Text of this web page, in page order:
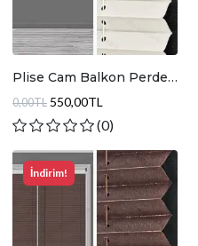
Plise Cam Balkon Perde
0,00TL 550,00TL
(0)
İndirim!